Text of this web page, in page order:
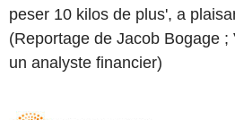
peser 10 kilos de plus', a
(Reportage de Jacob Bogage
un analyste financier)